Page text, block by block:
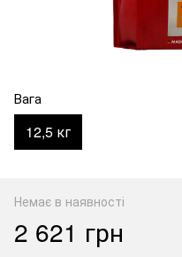
Вага
12,5 кг
Немає в наявності
2 621 грн